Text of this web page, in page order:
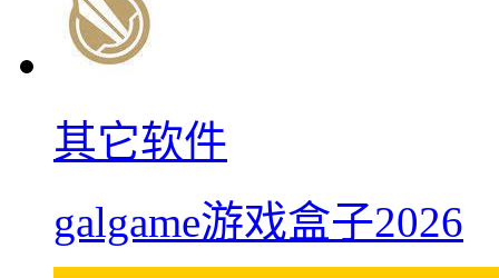
其它软件
galgame游戏盒子2026